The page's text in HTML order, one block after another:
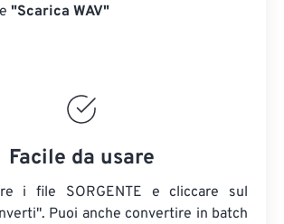
"Scarica WAV"
Facile da usare
i file SORGENTE e cliccare sul
Puoi anche convertire in batch